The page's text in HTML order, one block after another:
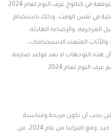
باختصار، يمكن القول إن التوجهات المتوقعة في كتالوج غرف النوم لعام 2024
في نفس الوقت، وذلك باستخدام
المزخرفة، والإضاءة الهادئة،
والأثاث المتعدد الاستخدامات،
هذه التوجهات لا تعد قواعد صارمة،
النوم لعام 2024.
يجب أن تكون مريحة ومناسبة
للتخلص من التوتر والاسترخاء بشكل جيد. ومع اقترابنا من عام 2024، من